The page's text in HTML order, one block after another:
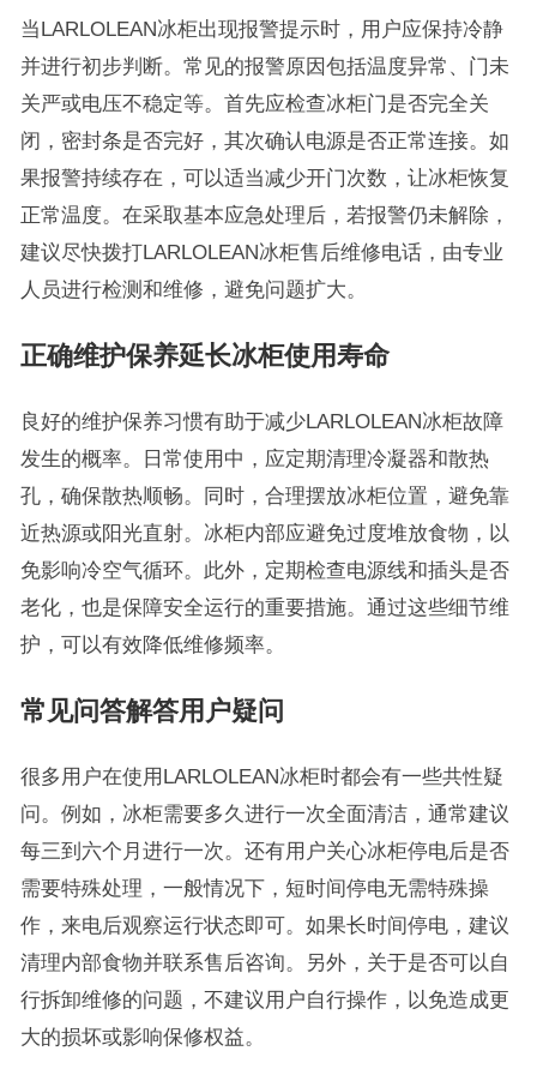
当LARLOLEAN冰柜出现报警提示时，用户应保持冷静
并进行初步判断。常见的报警原因包括温度异常、门未
关严或电压不稳定等。首先应检查冰柜门是否完全关
闭，密封条是否完好，其次确认电源是否正常连接。如
果报警持续存在，可以适当减少开门次数，让冰柜恢复
正常温度。在采取基本应急处理后，若报警仍未解除，
建议尽快拨打LARLOLEAN冰柜售后维修电话，由专业
人员进行检测和维修，避免问题扩大。
正确维护保养延长冰柜使用寿命
良好的维护保养习惯有助于减少LARLOLEAN冰柜故障
发生的概率。日常使用中，应定期清理冷凝器和散热
孔，确保散热顺畅。同时，合理摆放冰柜位置，避免靠
近热源或阳光直射。冰柜内部应避免过度堆放食物，以
免影响冷空气循环。此外，定期检查电源线和插头是否
老化，也是保障安全运行的重要措施。通过这些细节维
护，可以有效降低维修频率。
常见问答解答用户疑问
很多用户在使用LARLOLEAN冰柜时都会有一些共性疑
问。例如，冰柜需要多久进行一次全面清洁，通常建议
每三到六个月进行一次。还有用户关心冰柜停电后是否
需要特殊处理，一般情况下，短时间停电无需特殊操
作，来电后观察运行状态即可。如果长时间停电，建议
清理内部食物并联系售后咨询。另外，关于是否可以自
行拆卸维修的问题，不建议用户自行操作，以免造成更
大的损坏或影响保修权益。